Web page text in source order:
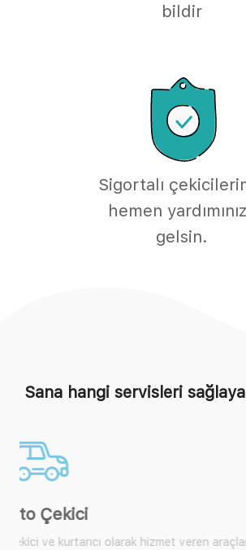
bildir
Sigortalı
hemen
gelsin.
Sana hangi servisleri
Akü Takviye
Yol yardım araçlarımıza ulaşarak size